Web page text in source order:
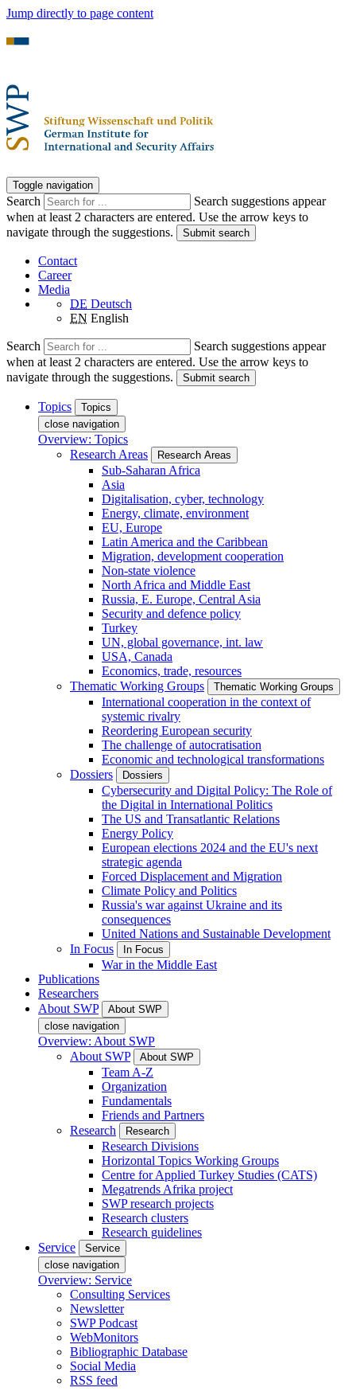
Jump directly to page content
Toggle navigation
Search
Search suggestions appear
when at least 2 characters are entered. Use the arrow keys to
navigate through the suggestions.
Submit search
Contact
Career
Media
DE Deutsch
EN English
Search
Search suggestions appear
when at least 2 characters are entered. Use the arrow keys to
navigate through the suggestions.
Submit search
Topics
Topics
close navigation
Overview: Topics
Research Areas
Research Areas
Sub-Saharan Africa
Asia
Digitalisation, cyber, technology
Energy, climate, environment
EU, Europe
Latin America and the Caribbean
Migration, development cooperation
Non-state violence
North Africa and Middle East
Russia, E. Europe, Central Asia
Security and defence policy
Turkey
UN, global governance, int. law
USA, Canada
Economics, trade, resources
Thematic Working Groups
Thematic Working Groups
International cooperation in the context of
systemic rivalry
Reordering European security
The challenge of autocratisation
Economic and technological transformations
Dossiers
Dossiers
Cybersecurity and Digital Policy: The Role of
the Digital in International Politics
The US and Transatlantic Relations
Energy Policy
European elections 2024 and the EU's next
strategic agenda
Forced Displacement and Migration
Climate Policy and Politics
Russia's war against Ukraine and its
consequences
United Nations and Sustainable Development
In Focus
In Focus
War in the Middle East
Publications
Researchers
About SWP
About SWP
close navigation
Overview: About SWP
About SWP
About SWP
Team A-Z
Organization
Fundamentals
Friends and Partners
Research
Research
Research Divisions
Horizontal Topics Working Groups
Centre for Applied Turkey Studies (CATS)
Megatrends Afrika project
SWP research projects
Research clusters
Research guidelines
Service
Service
close navigation
Overview: Service
Consulting Services
Newsletter
SWP Podcast
WebMonitors
Bibliographic Database
Social Media
RSS feed